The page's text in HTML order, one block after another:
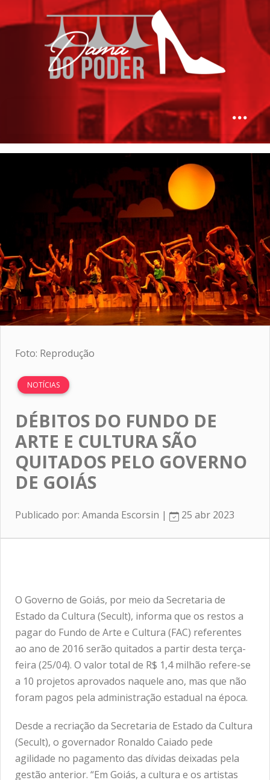
Foto: Reprodução
NOTÍCIAS
DÉBITOS DO FUNDO DE
ARTE E CULTURA SÃO
QUITADOS PELO GOVERNO
DE GOIÁS
Publicado por: Amanda Escorsin | 25 abr 2023
O Governo de Goiás, por meio da Secretaria de
Estado da Cultura (Secult), informa que os restos a
pagar do Fundo de Arte e Cultura (FAC) referentes
ao ano de 2016 serão quitados a partir desta terça-
feira (25/04). O valor total de R$ 1,4 milhão refere-se
a 10 projetos aprovados naquele ano, mas que não
foram pagos pela administração estadual na época.
Desde a recriação da Secretaria de Estado da Cultura
(Secult), o governador Ronaldo Caiado pede
agilidade no pagamento das dívidas deixadas pela
gestão anterior. “Em Goiás, a cultura e os artistas